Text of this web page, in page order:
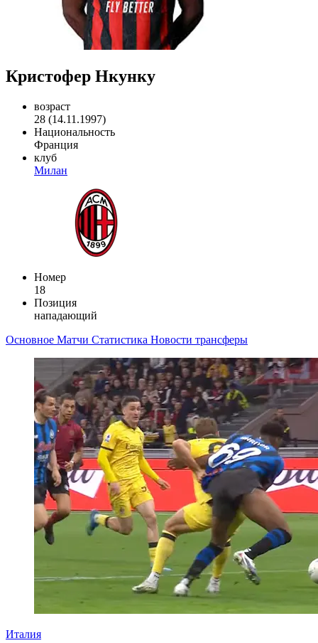
Кристофер Нкунку
возраст
28 (14.11.1997)
Национальность
Франция
клуб
Милан
Номер
18
Позиция
нападающий
Основное Матчи Статистика Новости трансферы
Италия